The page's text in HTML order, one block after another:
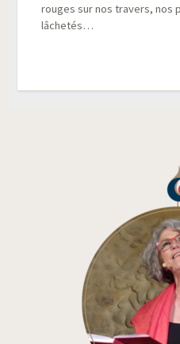
rouges sur nos tra­vers, nos
lâchetés…